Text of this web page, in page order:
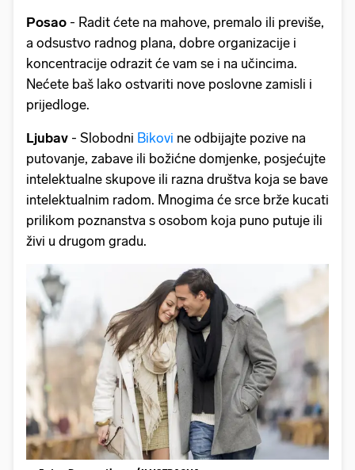
Posao - Radit ćete na mahove, premalo ili previše,
a odsustvo radnog plana, dobre organizacije i
koncentracije odrazit će vam se i na učincima.
Nećete baš lako ostvariti nove poslovne zamisli i
prijedloge.
Ljubav - Slobodni Bikovi ne odbijajte pozive na
putovanje, zabave ili božićne domjenke, posjećujte
intelektualne skupove ili razna društva koja se bave
intelektualnim radom. Mnogima će srce brže kucati
prilikom poznanstva s osobom koja puno putuje ili
živi u drugom gradu.